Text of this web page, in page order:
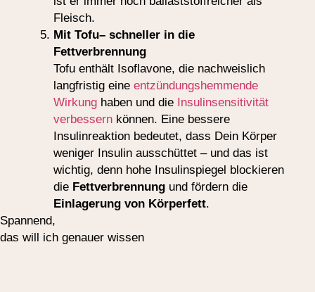
Fleisch.
Mit Tofu– schneller in die
Fettverbrennung
Tofu enthält Isoflavone, die nachweislich
langfristig eine entzündungshemmende
Wirkunghaben und die Insulinsensitivität
verbessernkönnen. Eine bessere
Insulinreaktion bedeutet, dass Dein Körper
weniger Insulin ausschüttet – und das ist
wichtig, denn hohe Insulinspiegel blockieren
die Fettverbrennungund fördern die
Einlagerung von Körperfett.
Spannend,
das will ich genauer wissen